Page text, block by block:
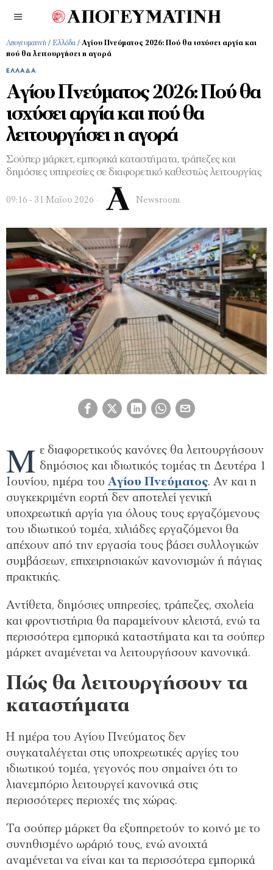
Απογευματινή / Ελλάδα / Αγίου Πνεύματος 2026: Πού θα ισχύσει αργία και
πού θα λειτουργήσει η αγορά
ΕΛΛΆΔΑ
Αγίου Πνεύματος 2026: Πού θα
ισχύσει αργία και πού θα
λειτουργήσει η αγορά
Σούπερ μάρκετ, εμπορικά καταστήματα, τράπεζες και
δημόσιες υπηρεσίες σε διαφορετικό καθεστώς λειτουργίας
09:16 - 31 Μαΐου 2026 Newsroom
Μ ε διαφορετικούς κανόνες θα λειτουργήσουν
δημόσιος και ιδιωτικός τομέας τη Δευτέρα 1
Ιουνίου, ημέρα του Αγίου Πνεύματος. Αν και η
συγκεκριμένη εορτή δεν αποτελεί γενική
υποχρεωτική αργία για όλους τους εργαζόμενους
του ιδιωτικού τομέα, χιλιάδες εργαζόμενοι θα
απέχουν από την εργασία τους βάσει συλλογικών
συμβάσεων, επιχειρησιακών κανονισμών ή πάγιας
πρακτικής.
Αντίθετα, δημόσιες υπηρεσίες, τράπεζες, σχολεία
και φροντιστήρια θα παραμείνουν κλειστά, ενώ τα
περισσότερα εμπορικά καταστήματα και τα σούπερ
μάρκετ αναμένεται να λειτουργήσουν κανονικά.
Πώς θα λειτουργήσουν τα
καταστήματα
Η ημέρα του Αγίου Πνεύματος δεν
συγκαταλέγεται στις υποχρεωτικές αργίες του
ιδιωτικού τομέα, γεγονός που σημαίνει ότι το
λιανεμπόριο λειτουργεί κανονικά στις
περισσότερες περιοχές της χώρας.
Τα σούπερ μάρκετ θα εξυπηρετούν το κοινό με το
συνηθισμένο ωράριό τους, ενώ ανοιχτά
αναμένεται να είναι και τα περισσότερα εμπορικά